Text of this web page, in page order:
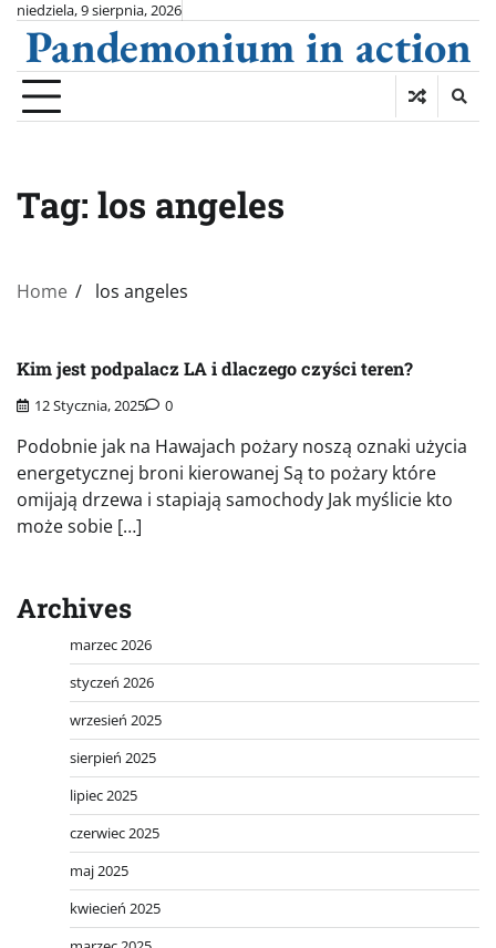
Skip
content
niedziela, 9 sierpnia, 2026
Pandemonium in action
Tag: los angeles
Home los angeles
Kim jest podpalacz LA i dlaczego czyści teren?
12 Stycznia, 2025 0
Podobnie jak na Hawajach pożary noszą oznaki użycia
energetycznej broni kierowanej Są to pożary które
omijają drzewa i stapiają samochody Jak myślicie kto
może sobie […]
Archives
marzec 2026
styczeń 2026
wrzesień 2025
sierpień 2025
lipiec 2025
czerwiec 2025
maj 2025
kwiecień 2025